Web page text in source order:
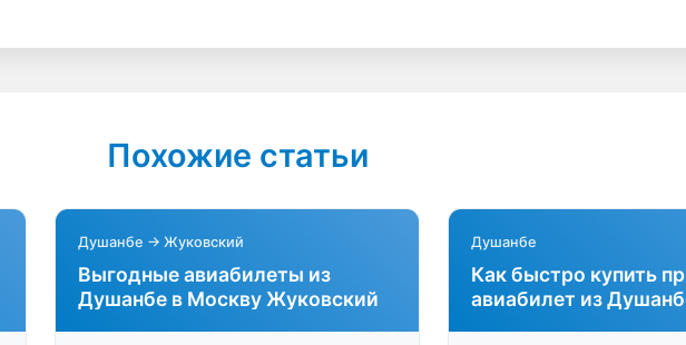
Похожие статьи
Душанбе → Жуковский
Выгодные авиабилеты из
Душанбе в Москву Жуковский
Душанбе
Как быстро купить
авиабилет из